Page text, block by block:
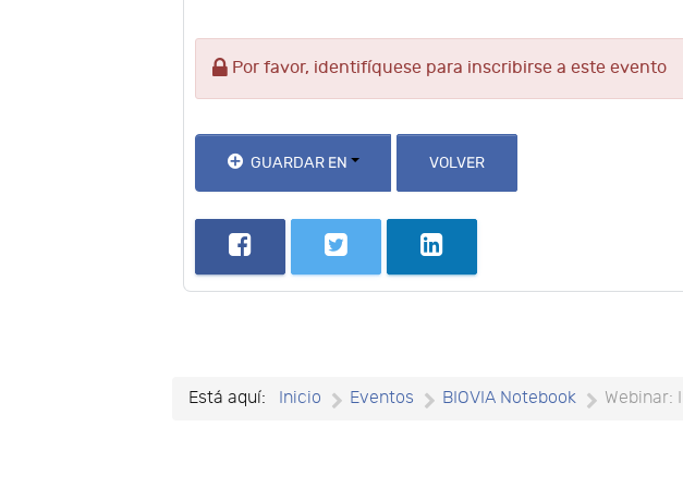
Por favor, identifíquese para inscribirse a este evento
GUARDAR EN VOLVER
Está aquí: Inicio Eventos BIOVIA Notebook Webinar: